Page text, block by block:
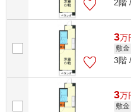
2階
3万
敷金
3階
3万
敷金